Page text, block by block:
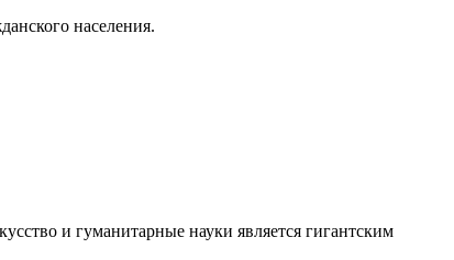
населения.
и гуманитарные науки является гигантским